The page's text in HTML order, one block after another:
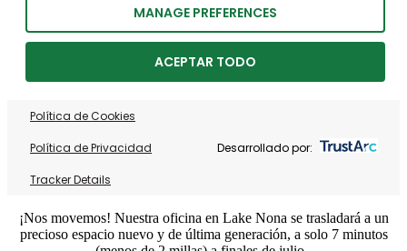
MANAGE PREFERENCES
ACEPTAR TODO
Política de Cookies
Política de Privacidad
Tracker Details
Desarrollado por:
¡Nos movemos! Nuestra oficina en Lake Nona se trasladará a un
precioso espacio nuevo y de última generación, a solo 7 minutos